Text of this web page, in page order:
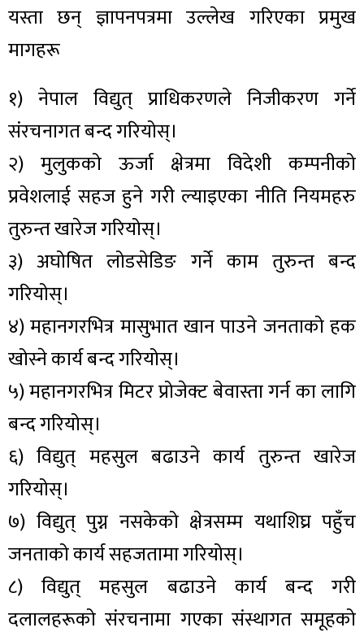
यस्ता छन् ज्ञापनपत्रमा उल्लेख गरिएका प्रमुख
मागहरू
१) नेपाल विद्युत् प्राधिकरणले निजीकरण गर्ने
संरचनागत बन्द गरियोस्।
२) मुलुकको ऊर्जा क्षेत्रमा विदेशी कम्पनीको
प्रवेशलाई सहज हुने गरी ल्याइएका नीति नियमहरु
तुरुन्त खारेज गरियोस्।
३) अघोषित लोडसेडिङ गर्ने काम तुरुन्त बन्द
गरियोस्।
४) महानगरभित्र मासुभात खान पाउने जनताको हक
खोस्ने कार्य बन्द गरियोस्।
५) महानगरभित्र मिटर प्रोजेक्ट बेवास्ता गर्न का लागि
बन्द गरियोस्।
६) विद्युत् महसुल बढाउने कार्य तुरुन्त खारेज
गरियोस्।
७) विद्युत् पुग्न नसकेको क्षेत्रसम्म यथाशिघ्र पहुँच
जनताको कार्य सहजतामा गरियोस्।
८) विद्युत् महसुल बढाउने कार्य बन्द गरी
दलालहरूको संरचनामा गएका संस्थागत समूहको